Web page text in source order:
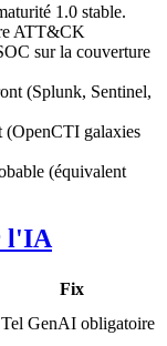
1.0 stable.
ATT&CK
sur la couverture
(Splunk, Sentinel,
(OpenCTI galaxies
(équivalent
l'IA
Fix
GenAI obligatoire